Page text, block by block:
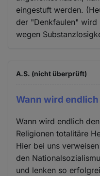
eingestuft werden.
der "Denkfaulen"
wegen
A.S. (nicht überprüft)
Wann wird endlich
Wann wird endlich
Religionen totalitäre
Hier bei uns
den
und lenken so